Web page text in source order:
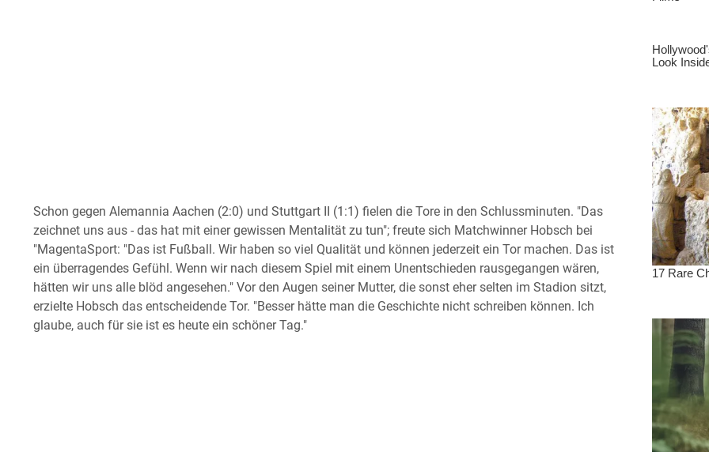
Schon gegen Alemannia Aachen (2:0) und Stuttgart II (1:1) fielen die Tore in den Schlussminuten. "Das
zeichnet uns aus - das hat mit einer gewissen Mentalität zu tun"; freute sich Matchwinner Hobsch bei
"MagentaSport: "Das ist Fußball. Wir haben so viel Qualität und können jederzeit ein Tor machen. Das ist
ein überragendes Gefühl. Wenn wir nach diesem Spiel mit einem Unentschieden rausgegangen wären,
hätten wir uns alle blöd angesehen." Vor den Augen seiner Mutter, die sonst eher selten im Stadion sitzt,
erzielte Hobsch das entscheidende Tor. "Besser hätte man die Geschichte nicht schreiben können. Ich
glaube, auch für sie ist es heute ein schöner Tag."